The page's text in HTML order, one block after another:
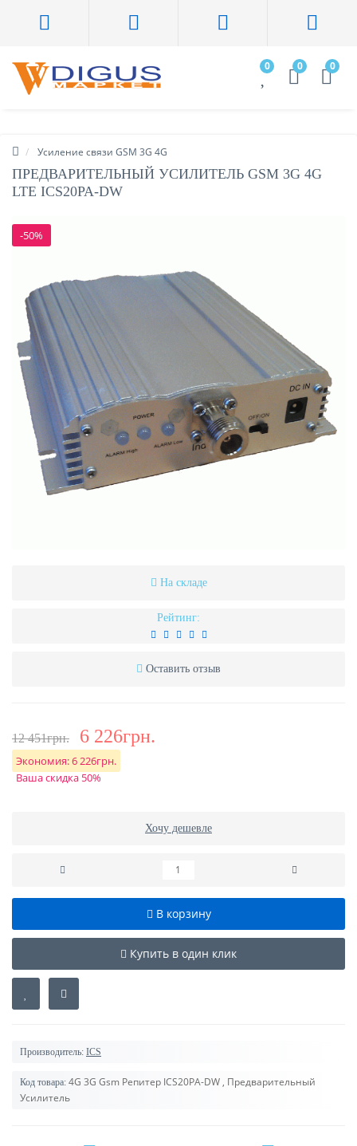
0 0 0
Усиление связи GSM 3G 4G
ПРЕДВАРИТЕЛЬНЫЙ УСИЛИТЕЛЬ GSM 3G 4G
LTE ICS20PA-DW
-50%
На складе
Рейтинг:
Оставить отзыв
12 451грн. 6 226грн.
Экономия:6 226грн.
Ваша скидка 50%
Хочу дешевле
В корзину
Купить в один клик
Производитель: ICS
Код товара: 4G 3G Gsm Репитер ICS20PA-DW , Предварительный
Усилитель